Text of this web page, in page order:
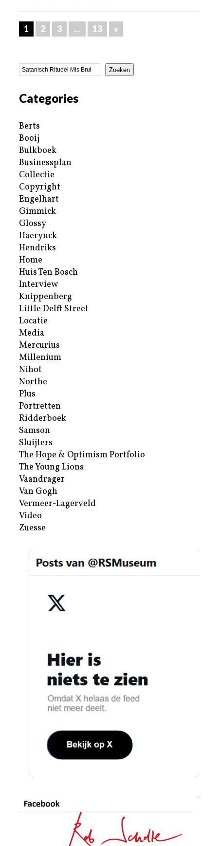
1 2 3 … 13 »
Zoeken
Categories
Berts
Booij
Bulkboek
Businessplan
Collectie
Copyright
Engelhart
Gimmick
Glossy
Haerynck
Hendriks
Home
Huis Ten Bosch
Interview
Knippenberg
Little Delft Street
Locatie
Media
Mercurius
Millenium
Nihot
Northe
Plus
Portretten
Ridderboek
Samson
Sluijters
The Hope & Optimism Portfolio
The Young Lions
Vaandrager
Van Gogh
Vermeer-Lagerveld
Video
Zuesse